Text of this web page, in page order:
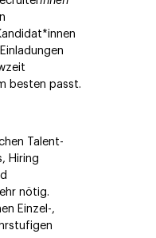
besten passt.
Talent-
Hiring
nötig.
Einzel-,